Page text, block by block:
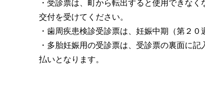
・受診票は、町から転出すると使用できな
交付を受けてください。
・歯周疾患検診受診票は、妊娠中期（第２
・多胎妊娠用の受診票は、受診票の裏面に
払いとなります。